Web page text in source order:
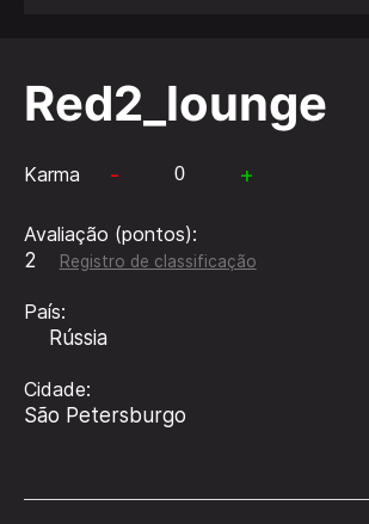
Red2_lounge
Karma - +
Avaliação (pontos):
2
Registro de classificação
País:
Rússia
Cidade:
São Petersburgo